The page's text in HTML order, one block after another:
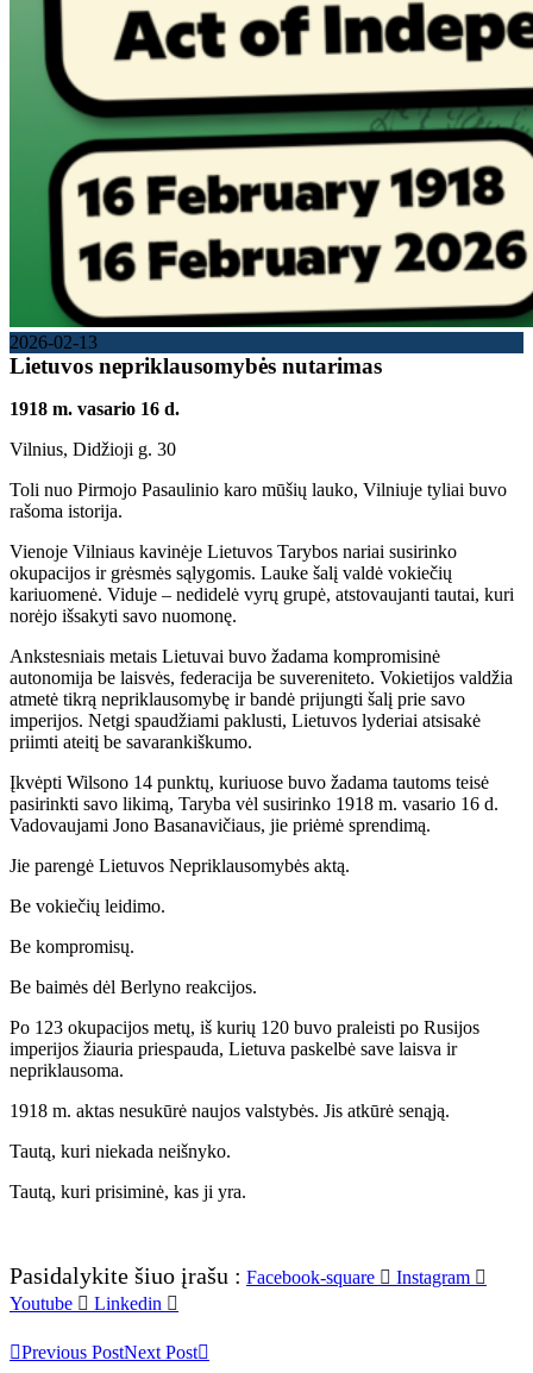
2026-02-13
Lietuvos nepriklausomybės nutarimas
1918 m. vasario 16 d.
Vilnius, Didžioji g. 30
Toli nuo Pirmojo Pasaulinio karo mūšių lauko, Vilniuje tyliai buvo
rašoma istorija.
Vienoje Vilniaus kavinėje Lietuvos Tarybos nariai susirinko
okupacijos ir grėsmės sąlygomis. Lauke šalį valdė vokiečių
kariuomenė. Viduje – nedidelė vyrų grupė, atstovaujanti tautai, kuri
norėjo išsakyti savo nuomonę.
Ankstesniais metais Lietuvai buvo žadama kompromisinė
autonomija be laisvės, federacija be suvereniteto. Vokietijos valdžia
atmetė tikrą nepriklausomybę ir bandė prijungti šalį prie savo
imperijos. Netgi spaudžiami paklusti, Lietuvos lyderiai atsisakė
priimti ateitį be savarankiškumo.
Įkvėpti Wilsono 14 punktų, kuriuose buvo žadama tautoms teisė
pasirinkti savo likimą, Taryba vėl susirinko 1918 m. vasario 16 d.
Vadovaujami Jono Basanavičiaus, jie priėmė sprendimą.
Jie parengė Lietuvos Nepriklausomybės aktą.
Be vokiečių leidimo.
Be kompromisų.
Be baimės dėl Berlyno reakcijos.
Po 123 okupacijos metų, iš kurių 120 buvo praleisti po Rusijos
imperijos žiauria priespauda, Lietuva paskelbė save laisva ir
nepriklausoma.
1918 m. aktas nesukūrė naujos valstybės. Jis atkūrė senąją.
Tautą, kuri niekada neišnyko.
Tautą, kuri prisiminė, kas ji yra.
Pasidalykite šiuo įrašu : Facebook-square
Instagram
Youtube
Linkedin
Previous PostNext Post